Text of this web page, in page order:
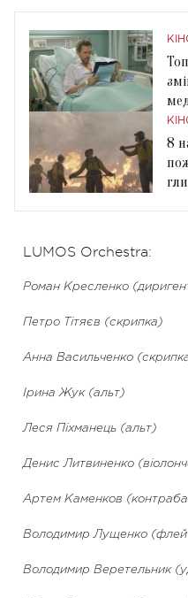
8
LUMOS Orchestra:
Роман Кресленко
Петро Тітяєв (скрипка)
Анна Васильченко
Ірина Жук (альт)
Леся Піхманець (альт)
Денис Литвиненко
Артем Каменков
Володимир Лущенко
Володимир Веретельник